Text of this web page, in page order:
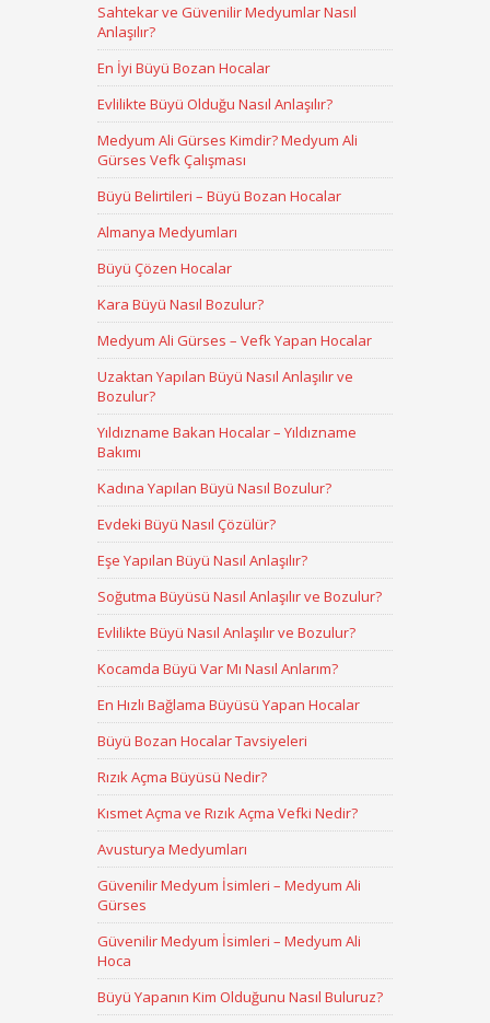
Sahtekar ve Güvenilir Medyumlar Nasıl
Anlaşılır?
En İyi Büyü Bozan Hocalar
Evlilikte Büyü Olduğu Nasıl Anlaşılır?
Medyum Ali Gürses Kimdir? Medyum Ali
Gürses Vefk Çalışması
Büyü Belirtileri – Büyü Bozan Hocalar
Almanya Medyumları
Büyü Çözen Hocalar
Kara Büyü Nasıl Bozulur?
Medyum Ali Gürses – Vefk Yapan Hocalar
Uzaktan Yapılan Büyü Nasıl Anlaşılır ve
Bozulur?
Yıldızname Bakan Hocalar – Yıldızname
Bakımı
Kadına Yapılan Büyü Nasıl Bozulur?
Evdeki Büyü Nasıl Çözülür?
Eşe Yapılan Büyü Nasıl Anlaşılır?
Soğutma Büyüsü Nasıl Anlaşılır ve Bozulur?
Evlilikte Büyü Nasıl Anlaşılır ve Bozulur?
Kocamda Büyü Var Mı Nasıl Anlarım?
En Hızlı Bağlama Büyüsü Yapan Hocalar
Büyü Bozan Hocalar Tavsiyeleri
Rızık Açma Büyüsü Nedir?
Kısmet Açma ve Rızık Açma Vefki Nedir?
Avusturya Medyumları
Güvenilir Medyum İsimleri – Medyum Ali
Gürses
Güvenilir Medyum İsimleri – Medyum Ali
Hoca
Büyü Yapanın Kim Olduğunu Nasıl Buluruz?